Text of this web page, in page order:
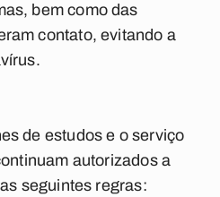
bem como das
contato, evitando a
de estudos e o serviço
autorizados a
seguintes regras: